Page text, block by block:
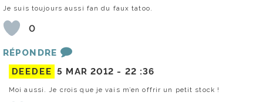
Je suis toujours aussi fan du faux tatoo.
0
RÉPONDRE
DEEDEE 5 MAR 2012 - 22 :36
Moi aussi. Je crois que je vais m’en offrir un petit stock !